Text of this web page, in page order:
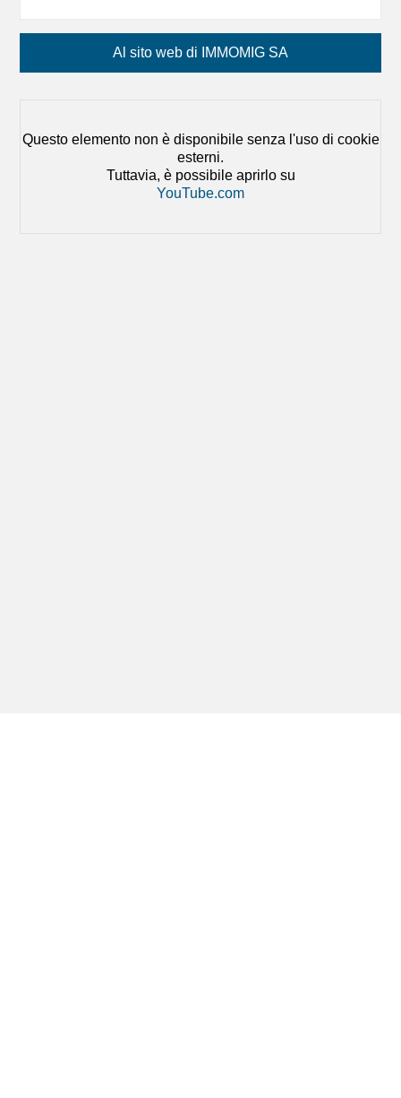
Al sito web di IMMOMIG SA
Questo elemento non è disponibile senza l'uso di cookie
esterni.
Tuttavia, è possibile aprirlo su
YouTube.com